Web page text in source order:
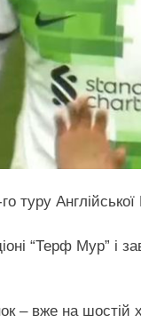
туру
“Терф Мур” і
– вже на шостій